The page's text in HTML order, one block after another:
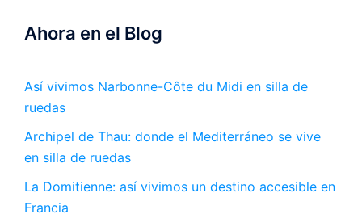
Ahora en el Blog
Así vivimos Narbonne-Côte du Midi en silla de
ruedas
Archipel de Thau: donde el Mediterráneo se vive
en silla de ruedas
La Domitienne: así vivimos un destino accesible en
Francia